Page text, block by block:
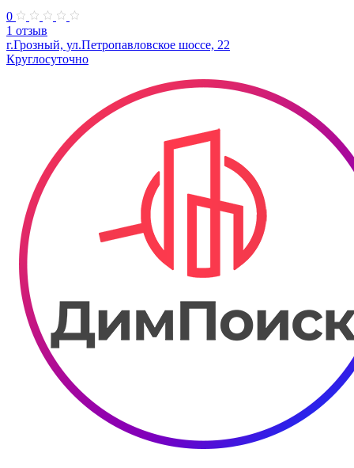
0
1 отзыв
г.Грозный, ул.Петропавловское шоссе, 22
Круглосуточно